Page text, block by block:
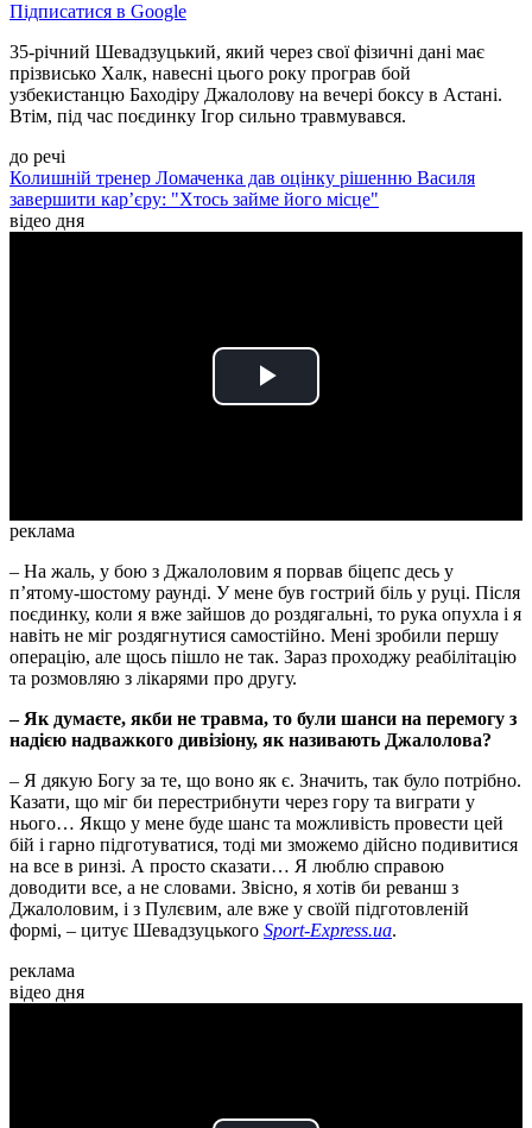
Підписатися в Google
35-річний Шевадзуцький, який через свої фізичні дані має
прізвисько Халк, навесні цього року програв бой
узбекистанцю Баходіру Джалолову на вечері боксу в Астані.
Втім, під час поєдинку Ігор сильно травмувався.
до речі
Колишній тренер Ломаченка дав оцінку рішенню Василя
завершити кар’єру: "Хтось займе його місце"
відео дня
Play
реклама
– На жаль, у бою з Джалоловим я порвав біцепс десь у
п’ятому-шостому раунді. У мене був гострий біль у руці. Після
поєдинку, коли я вже зайшов до роздягальні, то рука опухла і я
навіть не міг роздягнутися самостійно. Мені зробили першу
операцію, але щось пішло не так. Зараз проходжу реабілітацію
та розмовляю з лікарями про другу.
– Як думаєте, якби не травма, то були шанси на перемогу з
надією надважкого дивізіону, як називають Джалолова?
– Я дякую Богу за те, що воно як є. Значить, так було потрібно.
Казати, що міг би перестрибнути через гору та виграти у
нього… Якщо у мене буде шанс та можливість провести цей
бій і гарно підготуватися, тоді ми зможемо дійсно подивитися
на все в ринзі. А просто сказати… Я люблю справою
доводити все, а не словами. Звісно, я хотів би реванш з
Джалоловим, і з Пулєвим, але вже у своїй підготовленій
формі, – цитує Шевадзуцького Sport-Express.ua.
реклама
відео дня